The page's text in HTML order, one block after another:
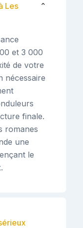
Les
⌄
et 3 000
de votre
nécessaire
finale.
romanes
une
le